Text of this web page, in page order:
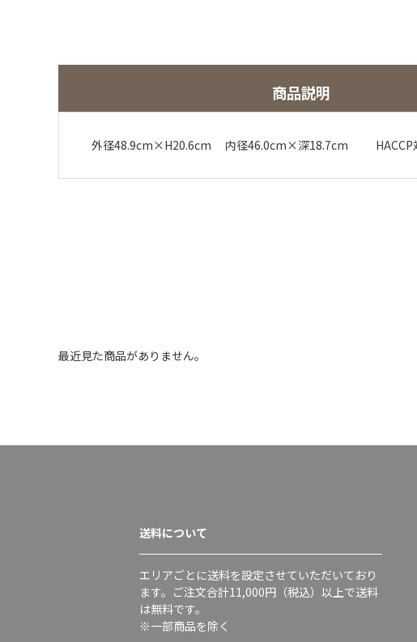
商品説明
外径48.9cm×H20.6cm 内径46.0cm×深18.7cm HACCP
最近見た商品がありません。
送料について
エリアごとに送料を設定させていただいており
ます。ご注文合計11,000円（税込）以上で送料
は無料です。
※一部商品を除く